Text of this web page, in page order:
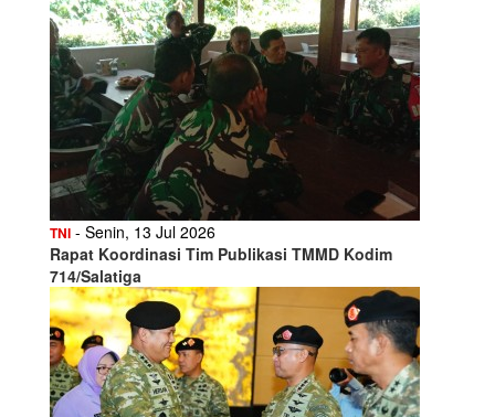
TNI - Senin, 13 Jul 2026
Rapat Koordinasi Tim Publikasi TMMD Kodim
714/Salatiga